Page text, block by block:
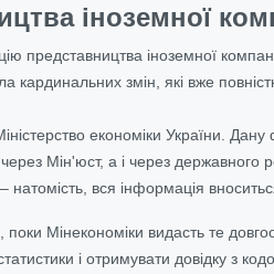
іноземної
представництва іноземної
кардинальних змін, які вже
економіки України. Дану
Мін'юст, а і через державного
натомість, вся інформація
Мінекономіки видасть те
і отримувати довідку з